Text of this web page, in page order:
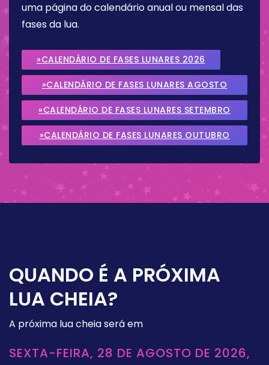
uma página do calendário anual ou mensal das
fases da lua.
»CALENDÁRIO DE FASES LUNARES 2026
»CALENDÁRIO DE FASES LUNARES AGOSTO
2026
»CALENDÁRIO DE FASES LUNARES SETEMBRO
2026
»CALENDÁRIO DE FASES LUNARES OUTUBRO
QUANDO É A PRÓXIMA
LUA CHEIA?
A próxima lua cheia será em
SEXTA-FEIRA, 28 DE AGOSTO DE 2026,